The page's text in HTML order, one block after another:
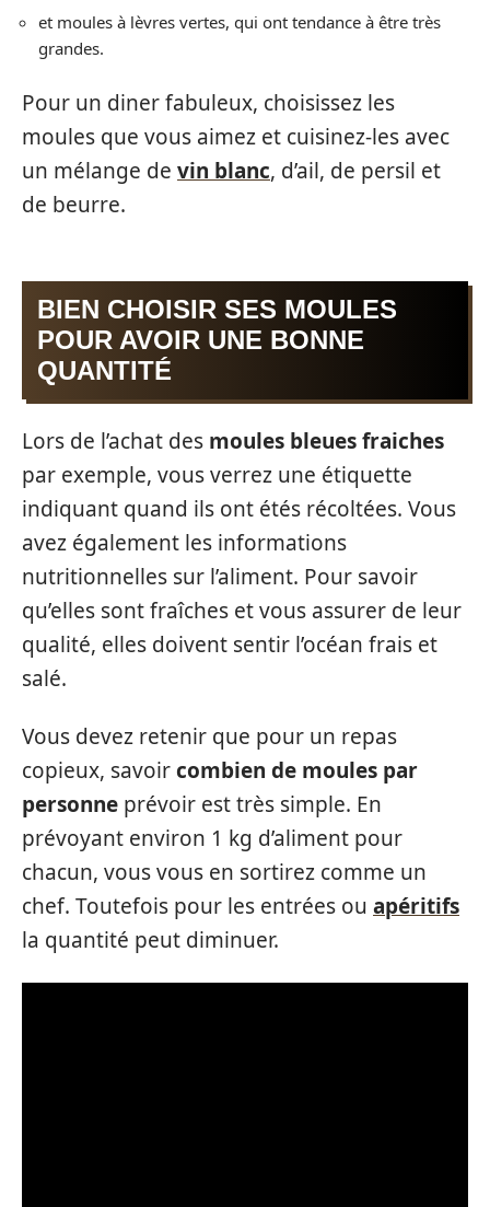
et moules à lèvres vertes, qui ont tendance à être très
grandes.
Pour un diner fabuleux, choisissez les
moules que vous aimez et cuisinez-les avec
un mélange de vin blanc, d’ail, de persil et
de beurre.
BIEN CHOISIR SES MOULES
POUR AVOIR UNE BONNE
QUANTITÉ
Lors de l’achat des moules bleuesfraiches
par exemple, vous verrez une étiquette
indiquant quand ils ont étés récoltées. Vous
avez également les informations
nutritionnelles sur l’aliment. Pour savoir
qu’elles sont fraîches et vous assurer de leur
qualité, elles doivent sentir l’océan frais et
salé.
Vous devez retenir que pour un repas
copieux, savoircombien de moules par
personne prévoir est très simple. En
prévoyant environ 1 kg d’aliment pour
chacun, vous vous en sortirez comme un
chef. Toutefois pour les entrées ou apéritifs
la quantité peut diminuer.